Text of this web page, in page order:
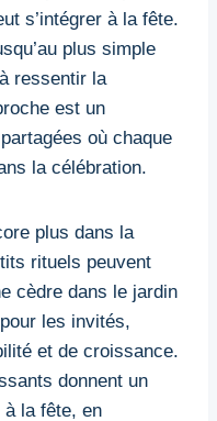
s’intégrer à la fête.
plus simple
ressentir la
est un
où chaque
la célébration.
plus dans la
rituels peuvent
cèdre dans le jardin
les invités,
et de croissance.
donnent un
la fête, en